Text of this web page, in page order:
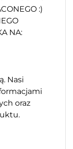
:)
NA:
Nasi
oraz